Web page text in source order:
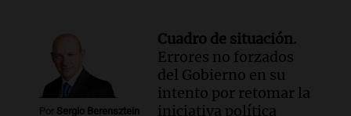
Por Sergio Berensztein
Cuadro de situación.
Errores no forzados
del Gobierno en su
intento por retomar la
iniciativa política